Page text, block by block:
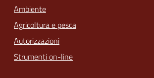
Ambiente
Agricoltura e pesca
Autorizzazioni
Strumenti on-line